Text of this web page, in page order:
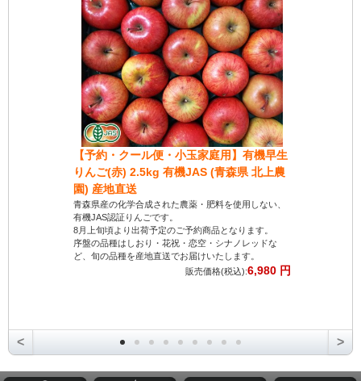
【予約・クール便・小玉家庭用】有機早生
りんご(赤) 2.5kg 有機JAS (青森県 北上農
園) 産地直送
青森県産の化学合成された農薬・肥料を使用しない、
有機JAS認証りんごです。
8月上旬頃より出荷予定のご予約商品となります。
序盤の品種はしおり・花祝・恋空・シナノレッドな
ど、旬の品種を産地直送でお届けいたします。
販売価格(税込):6,980 円
< >